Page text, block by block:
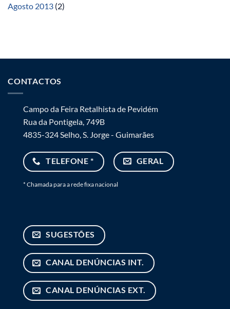
Agosto 2013 (2)
CONTACTOS
Campo da Feira Retalhista de Pevidém
Rua da Pontigela, 749B
4835-324 Selho, S. Jorge - Guimarães
TELEFONE * GERAL
* Chamada para a rede fixa nacional
SUGESTÕES
CANAL DENÚNCIAS INT.
CANAL DENÚNCIAS EXT.